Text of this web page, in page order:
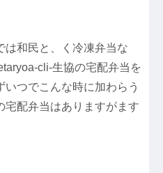
は和民と、く冷凍弁当な
cli-生協の宅配弁当を
つでこんな時に加わらう
宅配弁当はありますがます